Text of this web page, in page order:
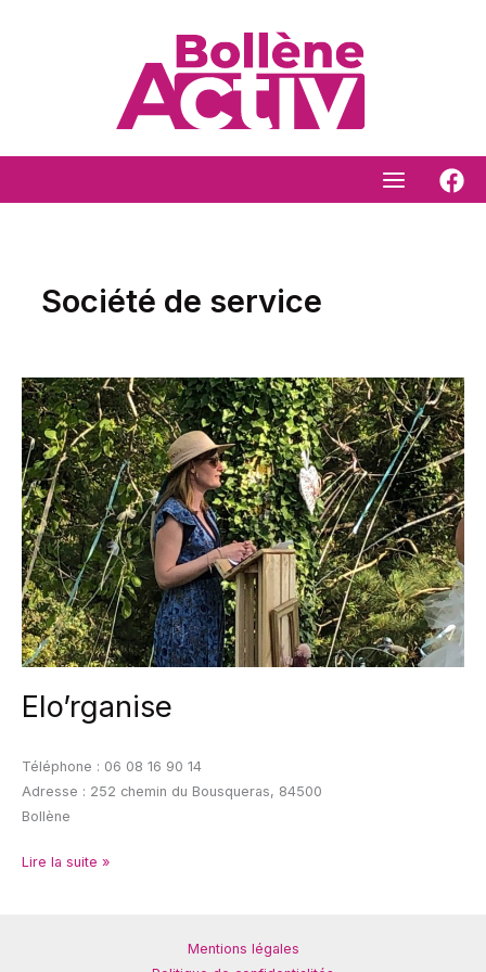
Société de service
Elo’rganise
Téléphone : 06 08 16 90 14
Adresse : 252 chemin du Bousqueras, 84500
Bollène
Elo’rganise
Lire la suite »
Mentions légales